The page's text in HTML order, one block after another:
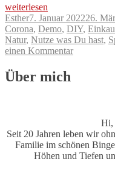
„Spaziergänge
im
neuen
Jahr
–
keine
„Schwurbelgänge“!“
weiterlesen
Autor
EstherVeröffentlicht
am
7. Januar 202226.
Corona, Demo, DIY,
Natur, Nutze was Du hast,
einen Kommentarzu
Über mich
Hi,
Seit 20 Jahren leben wir
Familie im schönen
Höhen und Tiefen